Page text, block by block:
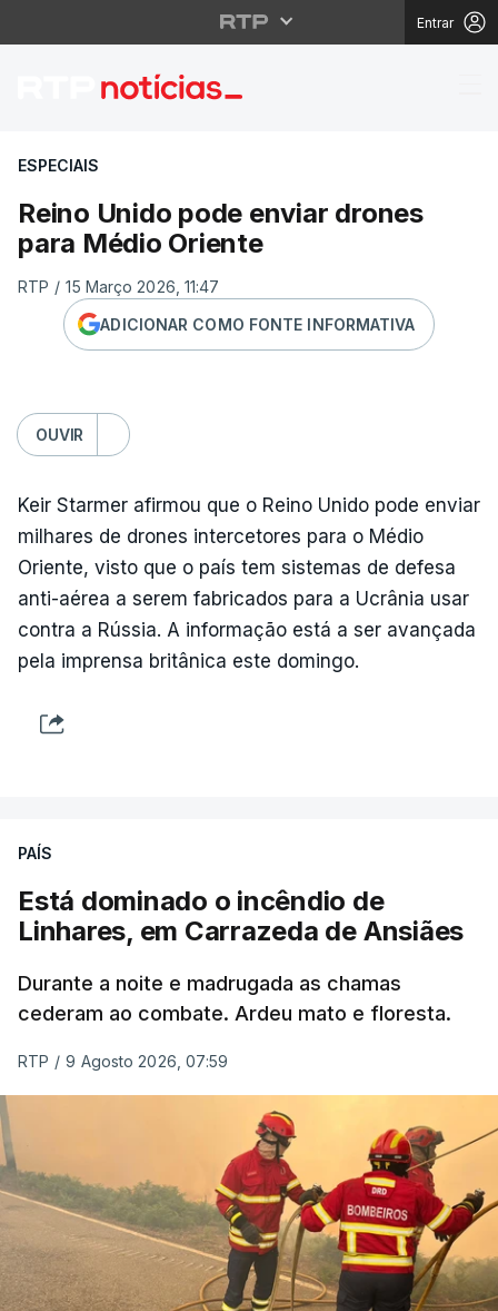
Entrar
Reino Unido pode
ESPECIAIS
Reino Unido pode enviar drones
para Médio Oriente
RTP / 15 Março 2026, 11:47
ADICIONAR COMO FONTE INFORMATIVA
OUVIR
Keir Starmer afirmou que o Reino Unido pode enviar
milhares de drones intercetores para o Médio
Oriente, visto que o país tem sistemas de defesa
anti-aérea a serem fabricados para a Ucrânia usar
contra a Rússia. A informação está a ser avançada
pela imprensa britânica este domingo.
PAÍS
Está dominado o incêndio de
Linhares, em Carrazeda de Ansiães
Durante a noite e madrugada as chamas
cederam ao combate. Ardeu mato e floresta.
RTP / 9 Agosto 2026, 07:59